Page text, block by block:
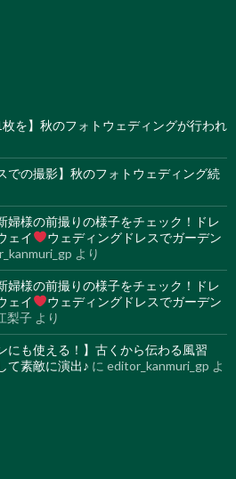
枚を】秋のフォトウェディングが行われ
での撮影】秋のフォトウェディング続
婦様の前撮りの様子をチェック！ドレ
ェイ
ウェディングドレスでガーデン
より
婦様の前撮りの様子をチェック！ドレ
ェイ
ウェディングドレスでガーデン
梨子 より
にも使える！】古くから伝わる風習
て素敵に演出♪ に editor_kanmuri_gp よ